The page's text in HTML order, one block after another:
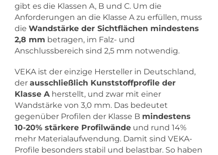
gibt es die Klassen A, B und C. Um die
Anforderungen an die Klasse A zu erfüllen, muss
die Wandstärke der Sichtflächen mindestens
2,8 mm betragen, im Falz- und
Anschlussbereich sind 2,5 mm notwendig.
VEKA ist der einzige Hersteller in Deutschland,
der ausschließlich Kunststoffprofile der
Klasse Aherstellt, und zwar mit einer
Wandstärke von 3,0 mm. Das bedeutet
gegenüber Profilen der Klasse B mindestens
10-20% stärkere Profilwände und rund 14%
mehr Materialaufwendung. Damit sind VEKA-
Profile besonders stabil und belastbar. So haben